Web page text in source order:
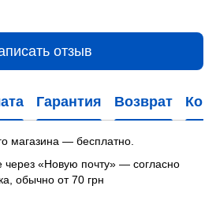
отзыв
Гарантия Возврат
магазина — бесплатно.
через «Новую почту» — согласно
обычно от 70 грн